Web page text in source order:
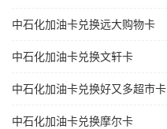
中石化加油卡兑换远大购物卡
中石化加油卡兑换文轩卡
中石化加油卡兑换好又多超市卡
中石化加油卡兑换摩尔卡